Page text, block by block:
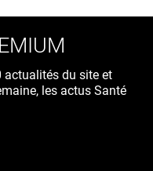
actualités du site et
les actus Santé